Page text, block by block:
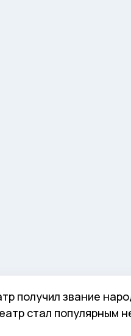
получил звание
стал популярным